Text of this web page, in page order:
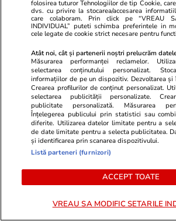
De ce să nu păstrezi cartofii
lângă ceapă
folosirea tuturor Tehnologiilor de tip Cookie,
dvs. cu privire la stocarea/accesarea
care colaboram. Prin click pe “VREAU
INDIVIDUAL” puteti schimba preferintele in
cele legate de cookie strict necesare pentru
Atât noi, cât și partenerii noștri prelucrăm
Măsurarea performanței reclamelor.
selectarea conținutului personalizat.
informațiilor de pe un dispozitiv. Dezvoltarea
Crearea profilurilor de conținut personalizat.
selectarea publicității personalizate.
publicitate personalizată. Măsurarea
Înțelegerea publicului prin statistici sau
diferite. Utilizarea datelor limitate pentru a
de date limitate pentru a selecta publicitatea.
și identificarea prin scanarea dispozitivului.
Listă parteneri (furnizori)
ACCEPT TOATE
VREAU SA MODIFIC SETARILE